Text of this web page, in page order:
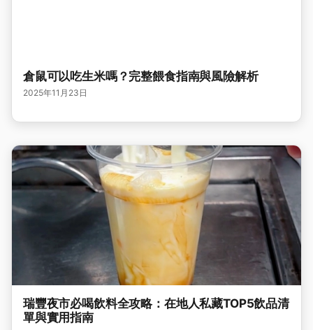
倉鼠可以吃生米嗎？完整餵食指南與風險解析
2025年11月23日
瑞豐夜市必喝飲料全攻略：在地人私藏TOP5飲品清
單與實用指南